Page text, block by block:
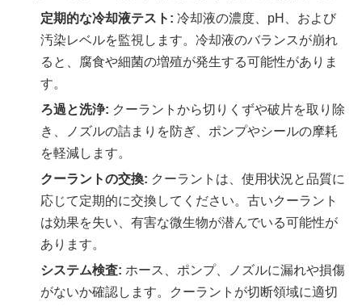
定期的な冷却液テスト: 冷却液の濃度、pH、および
汚染レベルを監視します。冷却液のバランスが崩れ
ると、腐食や細菌の増殖が発生する可能性がありま
す。
ろ過と洗浄: クーラントから切りくずや破片を取り除
き、ノズルの詰まりを防ぎ、ポンプやシールの摩耗
を軽減します。
クーラントの交換: クーラントは、使用状況と品質に
応じて定期的に交換してください。古いクーラント
は効果を失い、有害な微生物が潜んでいる可能性が
あります。
システム検査: ホース、ポンプ、ノズルに漏れや損傷
がないか確認します。クーラントが切断領域に適切